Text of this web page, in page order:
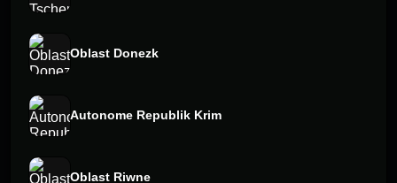
Oblast Donezk
Autonome Republik Krim
Oblast Riwne